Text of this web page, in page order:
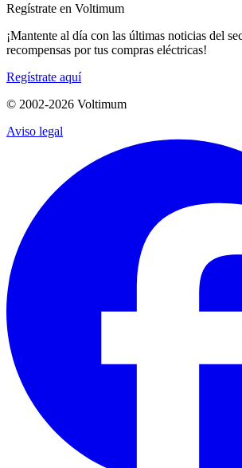
Regístrate en Voltimum
¡Mantente al día con las últimas noticias del
recompensas por tus compras eléctricas!
Regístrate aquí
© 2002-2026 Voltimum
Aviso legal